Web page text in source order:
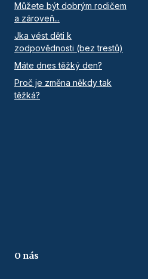
Můžete být dobrým rodičem
a zároveň...
Jka vést děti k
zodpovědnosti (bez trestů)
Máte dnes těžký den?
Proč je změna někdy tak
těžká?
O nás